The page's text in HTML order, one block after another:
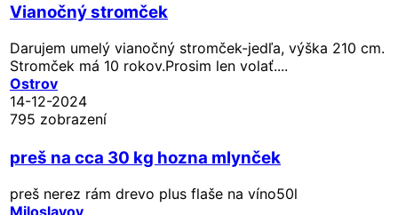
Vianočný stromček
Darujem umelý vianočný stromček-jedľa, výška 210 cm.
Stromček má 10 rokov.Prosim len volať....
Ostrov
14-12-2024
795 zobrazení
preš na cca 30 kg hozna mlynček
preš nerez rám drevo plus flaše na víno50l
Miloslavov